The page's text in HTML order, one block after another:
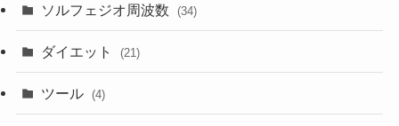
ソルフェジオ周波数 (34)
ダイエット (21)
ツール (4)